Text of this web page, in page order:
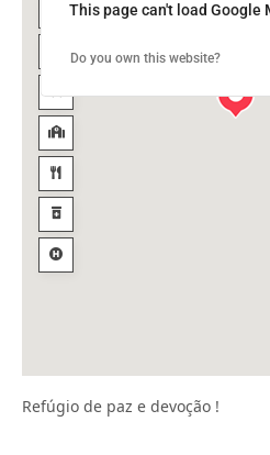
This page can't load Google
Do you own this website?
Refúgio de paz e devoção !